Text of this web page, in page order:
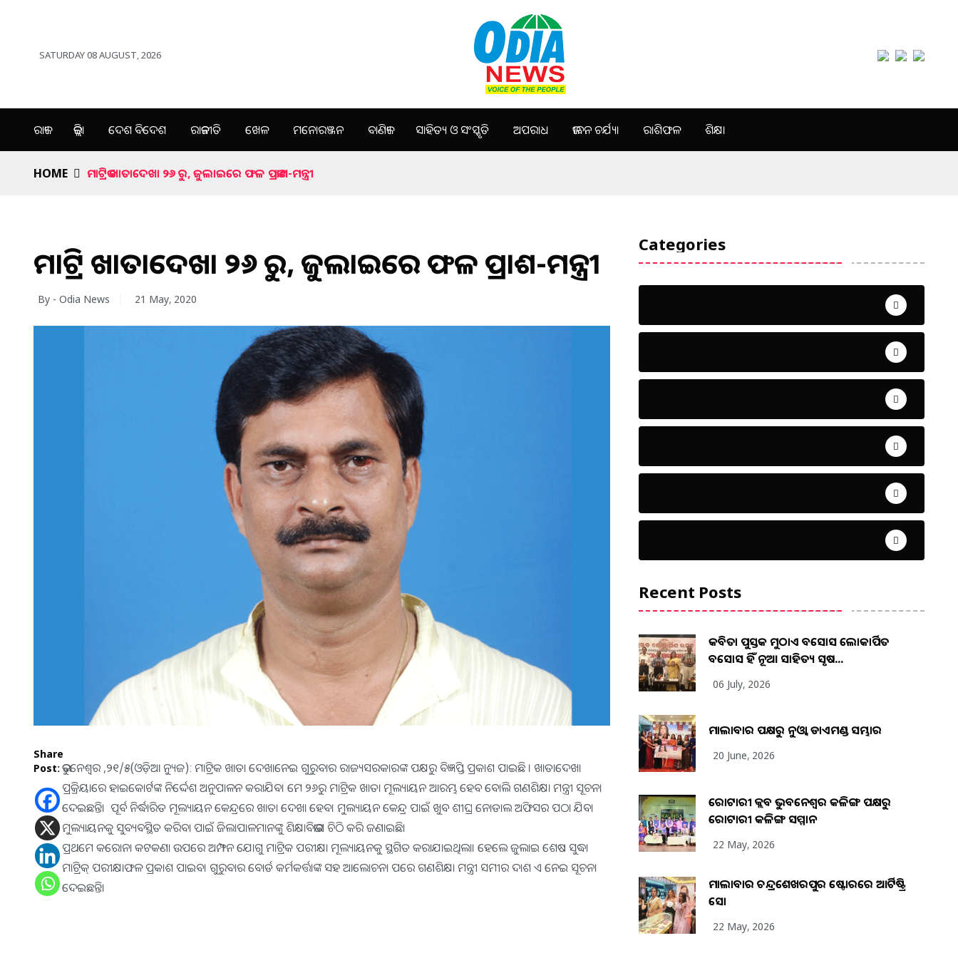
SATURDAY 08 AUGUST, 2026
ରାଜ୍ୟ ଜିଲ୍ଲା ଦେଶ ବିଦେଶ ରାଜନୀତି ଖେଳ ମନୋରଞ୍ଜନ ବାଣିଜ୍ୟ ସାହିତ୍ୟ ଓ ସଂସ୍କୃତି ଅପରାଧ ଜୀବନ ଚର୍ଯ୍ୟା ରାଶିଫଳ ଶିକ୍ଷା
HOME ମାଟ୍ରିକ ଖାତାଦେଖା ୨୬ ରୁ, ଜୁଲାଇରେ ଫଳ ପ୍ରକାଶ-ମନ୍ତ୍ରୀ
ମାଟ୍ରିକ ଖାତାଦେଖା ୨୬ ରୁ, ଜୁଲାଇରେ ଫଳ ପ୍ରକାଶ-ମନ୍ତ୍ରୀ
By - Odia News 21 May, 2020
Share
Post:ଭୁବନେଶ୍ବର ,୨୧/୫(ଓଡ଼ିଆ ନ୍ୟୁଜ): ମାଟ୍ରିକ ଖାତା ଦେଖାନେଇ ଗୁରୁବାର ରାଜ୍ୟସରକାରଙ୍କ ପକ୍ଷରୁ ବିଜ୍ଞପ୍ତି ପ୍ରକାଶ ପାଇଛି । ଖାତାଦେଖା
ପ୍ରକ୍ରିୟାରେ ହାଇକୋର୍ଟଙ୍କ ନିର୍ଦ୍ଦେଶ ଅନୁପାଳନ କରାଯିବ। ମେ ୨୬ରୁ ମାଟ୍ରିକ ଖାତା ମୂଲ୍ୟାୟନ ଆରମ୍ଭ ହେବ ବୋଲି ଗଣଶିକ୍ଷା ମନ୍ତ୍ରୀ ସୂଚନା
ଦେଇଛନ୍ତି। ପୂର୍ବ ନିର୍ଦ୍ଧାରିତ ମୂଲ୍ୟାୟନ କେନ୍ଦ୍ରରେ ଖାତା ଦେଖା ହେବ। ମୁଲ୍ୟାୟନ କେନ୍ଦ୍ର ପାଇଁ ଖୁବ ଶୀଘ୍ର ନୋଡାଲ ଅଫିସର ପଠା ଯିବ।
ମୁଲ୍ୟାୟନକୁ ସୁବ୍ୟବସ୍ଥିତ କରିବା ପାଇଁ ଜିଲାପାଳମାନଙ୍କୁ ଶିକ୍ଷାବିଭାଗ ଚିଠି କରି ଜଣାଇଛି।
ପ୍ରଥମେ କରୋନା କଟକଣା ଉପରେ ଅମ୍ଫନ ଯୋଗୁ ମାଟ୍ରିକ ପରୀକ୍ଷା ମୂଲ୍ୟାୟନକୁ ସ୍ଥଗିତ କରାଯାଇଥିଲା। ହେଲେ ଜୁଲାଇ ଶେଷ ସୁଦ୍ଧା
ମାଟ୍ରିକ୍‌ ପରୀକ୍ଷାଫଳ ପ୍ରକାଶ ପାଇବ। ଗୁରୁବାର ବୋର୍ଡ କର୍ମକର୍ତ୍ତାଙ୍କ ସହ ଆଲୋଚନା ପରେ ଗଣଶିକ୍ଷା ମନ୍ତ୍ରୀ ସମୀର ଦାଶ ଏ ନେଇ ସୂଚନା
ଦେଇଛନ୍ତି।
Categories
Recent Posts
କବିତା ପୁସ୍ତକ ମୁଠାଏ ଅବସୋସ ଲୋକାର୍ପିତ
ଅବସୋସ ହିଁ ନୂଆ ସାହିତ୍ୟ ସୃଷ...
06 July, 2026
ମାଲାବାର ପକ୍ଷରୁ ନୁଓ୍ବା ଡାଏମଣ୍ଡ ସମ୍ଭାର
20 June, 2026
ରୋଟାରୀ କ୍ଲବ ଭୁବନେଶ୍ୱର କଳିଙ୍ଗ ପକ୍ଷରୁ
ରୋଟାରୀ କଳିଙ୍ଗ ସମ୍ମାନ
22 May, 2026
ମାଲାବାର ଚନ୍ଦ୍ରଶେଖରପୁର ଷ୍ଟୋରରେ ଆର୍ଟିଷ୍ଟ୍ରି
ସୋ
22 May, 2026